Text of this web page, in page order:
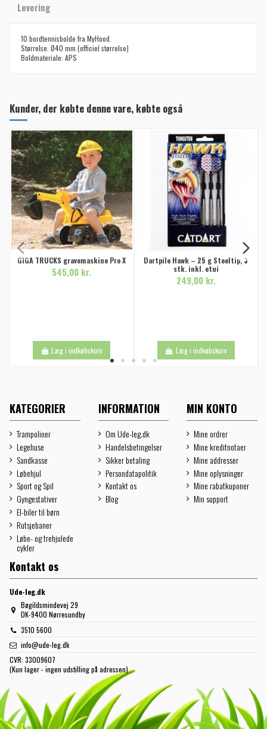
Levering
10 bordtennisbolde fra MyHood.
Størrelse: Ø40 mm (officiel størrelse)
Boldmateriale: APS
Kunder, der købte denne vare, købte også
GIGA TRUCKS gravemaskine Pro X
545,00 kr.
Læg i indkøbskurv
Dartpile Hawk – 25 g Steeltip, 3
stk. inkl. etui
249,00 kr.
Læg i indkøbskurv
KATEGORIER
Trampoliner
Legehuse
Sandkasse
Løbehjul
Sport og Spil
Gyngestativer
El-biler til børn
Rutsjebaner
Løbe- og trehjulede
cykler
INFORMATION
Om Ude-leg.dk
Handelsbetingelser
Sikker betaling
Persondatapolitik
Kontakt os
Blog
MIN KONTO
Mine ordrer
Mine kreditnotaer
Mine addresser
Mine oplysninger
Mine rabatkuponer
Min support
Kontakt os
Ude-leg.dk
Bøgildsmindevej 29
DK-9400 Nørresundby
3510 5600
info@ude-leg.dk
CVR: 33009607
(Kun lager - ingen udstilling på adressen)